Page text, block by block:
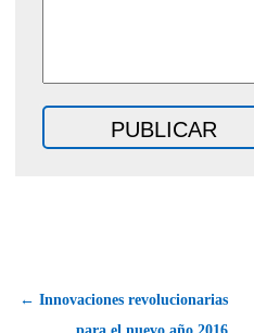
← Innovaciones revolucionarias